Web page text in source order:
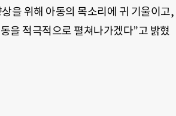
을 위해 아동의 목소리에 귀 기울이고,
을 적극적으로 펼쳐나가겠다”고 밝혔